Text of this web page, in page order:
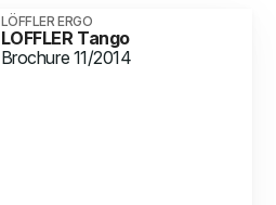
LÖFFLER ERGO
LOFFLER Tango
Brochure 11/2014